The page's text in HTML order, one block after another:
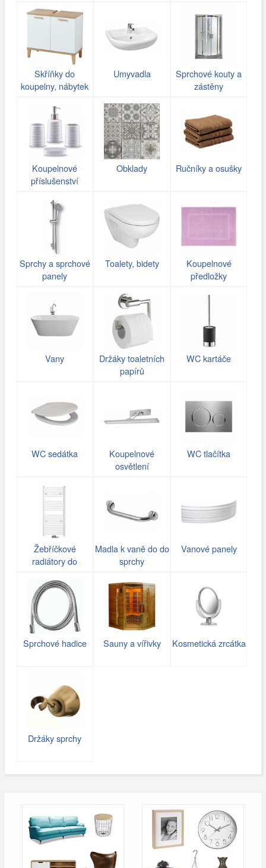
Skříňky do
koupelny, nábytek
Umyvadla
Sprchové kouty a
zástěny
Koupelnové
příslušenství
Obklady Ručníky a osušky
Sprchy a sprchové
panely
Toalety, bidety
Koupelnové
předložky
Vany
Držáky toaletních
papírů
WC kartáče
WC sedátka
Koupelnové
osvětlení
WC tlačítka
Žebříčkové
radiátory do
Madla k vaně do do
sprchy
Vanové panely
Sprchové hadice Sauny a vířivky Kosmetická zrcátka
Držáky sprchy